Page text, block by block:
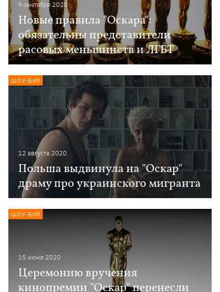
9 сентября 2020
Новые правила "Оскара":
обязательны представители
расовых меньшинств и ЛГБТ
12 августа 2020
Польша выдвинула на "Оскар"
драму про украинского мигранта
ШОУ-БИЗ
15 июня 2020
Церемонию вручения
кинопремии "Оскар" перенесли
ШОУ-БИЗ